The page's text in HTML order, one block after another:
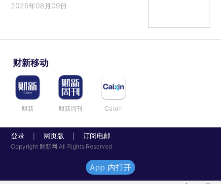
2026年08月09日
财新移动
财新 财新周刊 Caixin
登录 网页版 订阅电邮
Copyright 财新网 All Rights Reserved
App 内打开